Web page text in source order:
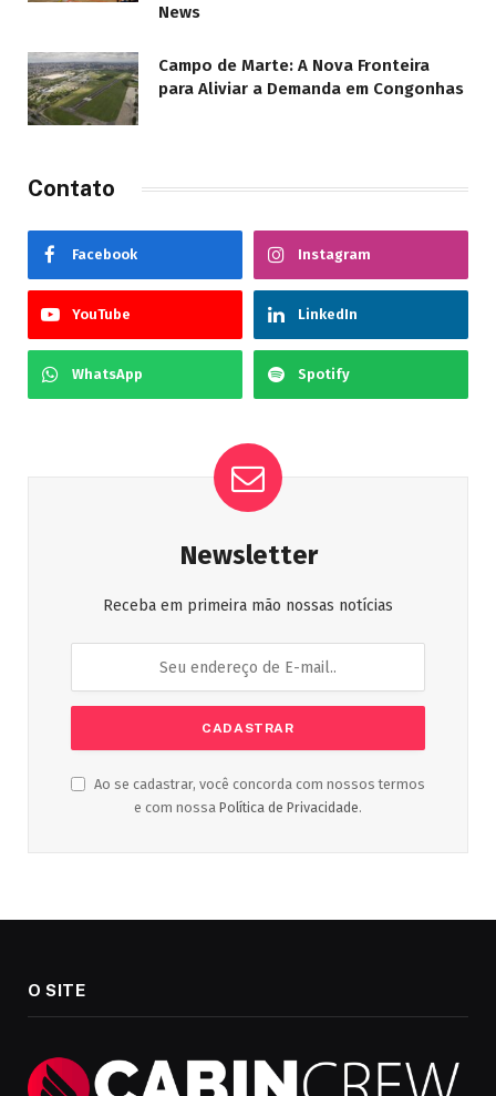
News
Campo de Marte: A Nova Fronteira
para Aliviar a Demanda em Congonhas
Contato
Facebook Instagram
YouTube LinkedIn
WhatsApp Spotify
Newsletter
Receba em primeira mão nossas notícias
Ao se cadastrar, você concorda com nossos termos
e com nossa Política de Privacidade.
O SITE